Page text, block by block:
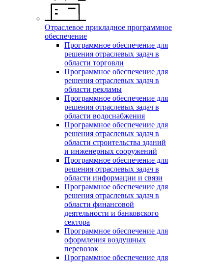
Отраслевое прикладное программное
обеспечение
Программное обеспечение для
решения отраслевых задач в
области торговли
Программное обеспечение для
решения отраслевых задач в
области рекламы
Программное обеспечение для
решения отраслевых задач в
области водоснабжения
Программное обеспечение для
решения отраслевых задач в
области строительства зданий
и инженерных сооружений
Программное обеспечение для
решения отраслевых задач в
области информации и связи
Программное обеспечение для
решения отраслевых задач в
области финансовой
деятельности и банковского
сектора
Программное обеспечение для
оформления воздушных
перевозок
Программное обеспечение для